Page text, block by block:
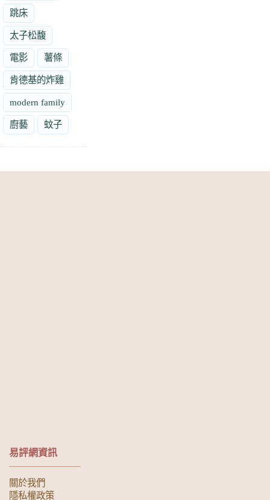
跳床
太子松馥
電影 薯條
肯德基的炸雞
modern family
廚藝 蚊子
易評網資訊
關於我們
隱私權政策